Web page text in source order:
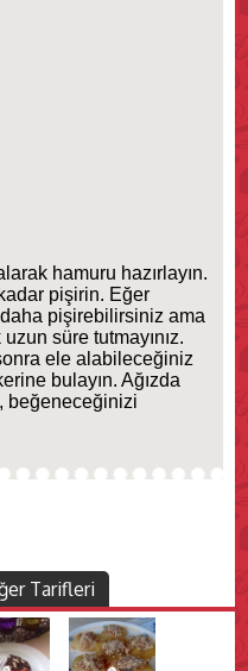
hamuru hazırlayın.
pişirin. Eğer
pişirebilirsiniz ama
süre tutmayınız.
ele alabileceğiniz
bulayın. Ağızda
beğeneceğinizi
Tarifleri